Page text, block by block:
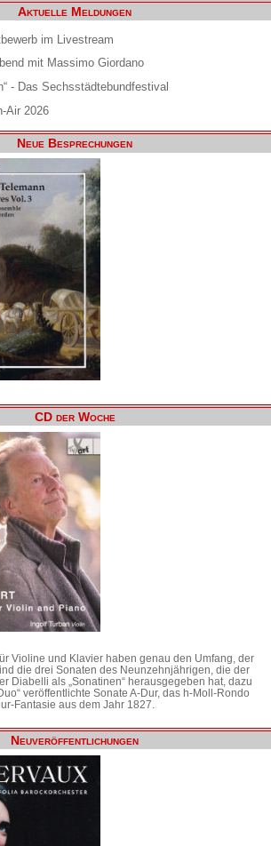
Aktuelle Meldungen
im Livestream
mit Massimo Giordano
- Das Sechsstädtebundfestival
Air 2026
Neue Besprechungen
CD der Woche
Violine und Klavier haben genau den Umfang, der
die drei Sonaten des Neunzehnjährigen, die der
Diabelli als „Sonatinen“ herausgegeben hat, dazu
veröffentlichte Sonate A-Dur, das h-Moll-Rondo
Fantasie aus dem Jahr 1827.
Neuveröffentlichungen